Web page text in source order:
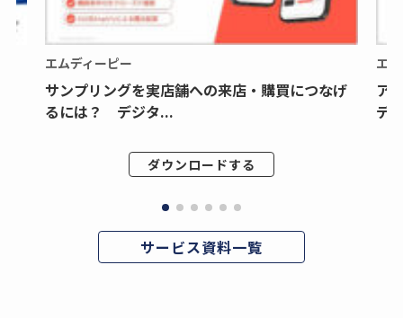
エムディーピー
サンプリングを実店舗への来店・購買につなげ
るには？ デジタ...
ダウンロードする
エ
ア
デ
サービス資料一覧